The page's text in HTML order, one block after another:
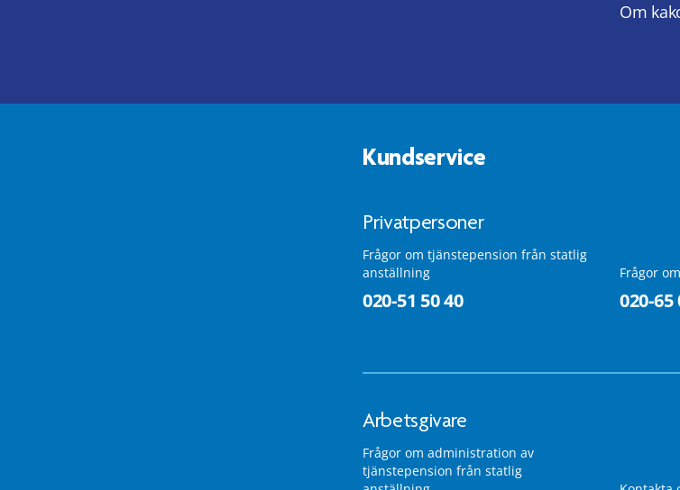
Om
Kundservice
Privatpersoner
Frågor om tjänstepension från statlig
anställning
020-51 50 40
Frågor
020-65
Arbetsgivare
Frågor om administration av
tjänstepension från statlig